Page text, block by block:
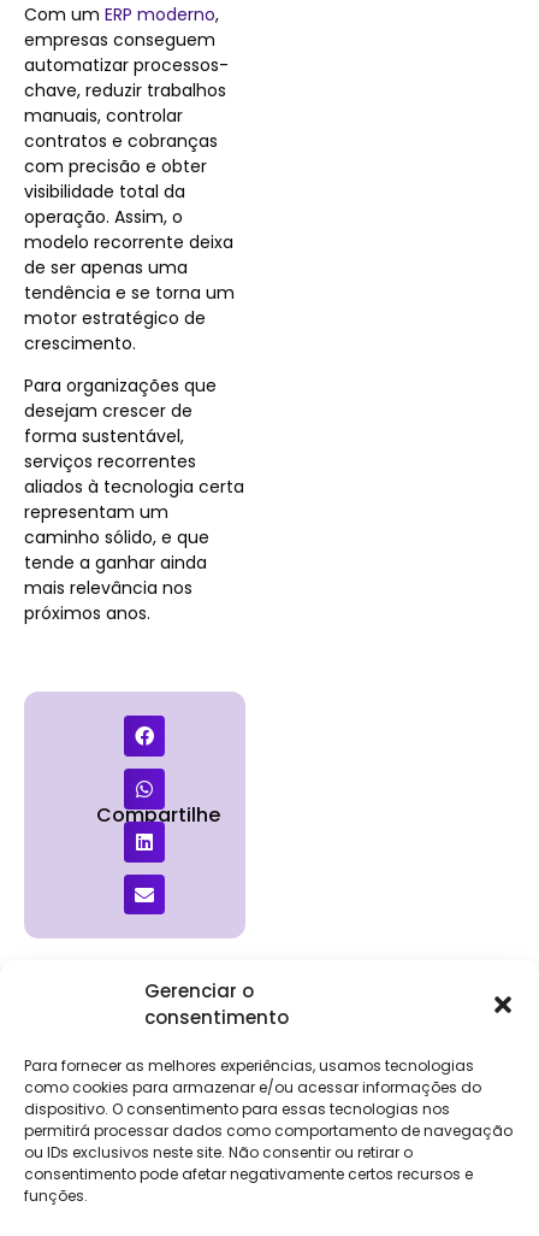
Gerenciar o
consentimento
Para fornecer as melhores experiências, usamos tecnologias
como cookies para armazenar e/ou acessar informações do
dispositivo. O consentimento para essas tecnologias nos
permitirá processar dados como comportamento de navegação
ou IDs exclusivos neste site. Não consentir ou retirar o
consentimento pode afetar negativamente certos recursos e
funções.
Com um ERP moderno,
empresas conseguem
automatizar processos-
chave, reduzir trabalhos
manuais, controlar
contratos e cobranças
com precisão e obter
visibilidade total da
operação. Assim, o
modelo recorrente deixa
de ser apenas uma
tendência e se torna um
motor estratégico de
crescimento.
Para organizações que
desejam crescer de
forma sustentável,
serviços recorrentes
aliados à tecnologia certa
representam um
caminho sólido, e que
tende a ganhar ainda
mais relevância nos
próximos anos.
Compartilhe
Institucional
Trabalhe
Conosco
Contato
Relatório de
Clientes
Login
Eventos
Contábeis
Holos
NG Essence
Soluções
DP e RH
NG Folha
eKeep